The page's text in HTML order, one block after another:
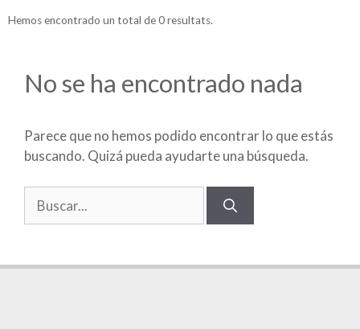
Hemos encontrado un total de 0 resultats.
No se ha encontrado nada
Parece que no hemos podido encontrar lo que estás
buscando. Quizá pueda ayudarte una búsqueda.